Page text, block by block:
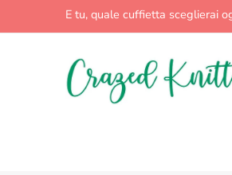
E tu, quale cuffietta sceglierai